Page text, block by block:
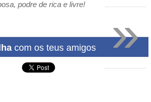
podre de rica e livre!
com os teus amigos »